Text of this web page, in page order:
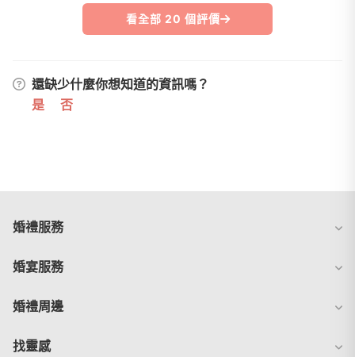
看全部 20 個評價
還缺少什麼你想知道的資訊嗎？
是
否
婚禮服務
婚宴服務
婚禮周邊
找靈感